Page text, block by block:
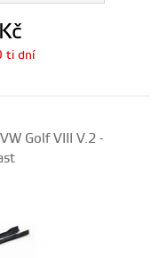
Kč
ti dní
Golf VIII V.2 -